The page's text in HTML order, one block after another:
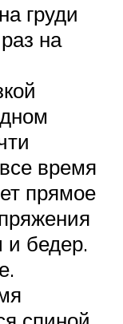
груди
на
время
прямое
бедер.